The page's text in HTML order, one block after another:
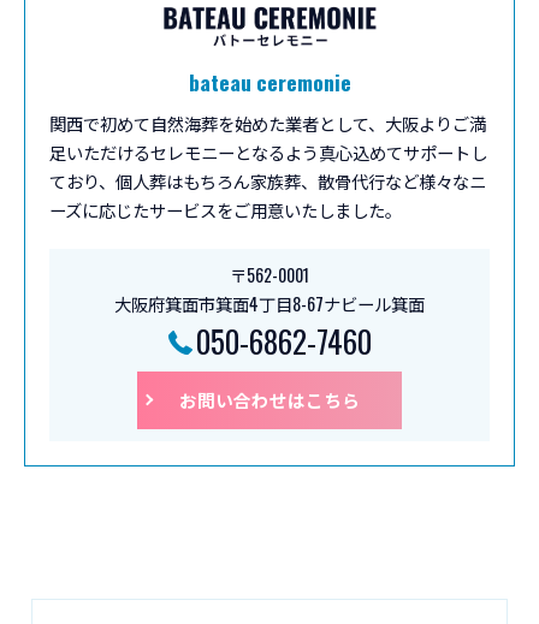
bateau ceremonie
関西で初めて自然海葬を始めた業者として、大阪よりご満
足いただけるセレモニーとなるよう真心込めてサポートし
ており、個人葬はもちろん家族葬、散骨代行など様々なニ
ーズに応じたサービスをご用意いたしました。
〒562-0001
大阪府箕面市箕面4丁目8-67ナビール箕面
050-6862-7460
お問い合わせはこちら